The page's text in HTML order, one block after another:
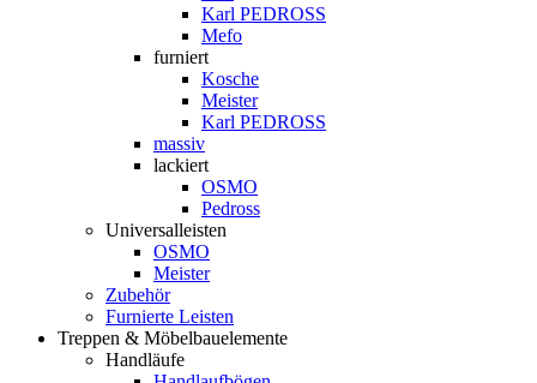
Karl PEDROSS
Mefo
furniert
Kosche
Meister
Karl PEDROSS
massiv
lackiert
OSMO
Pedross
Universalleisten
OSMO
Meister
Zubehör
Furnierte Leisten
Treppen & Möbelbauelemente
Handläufe